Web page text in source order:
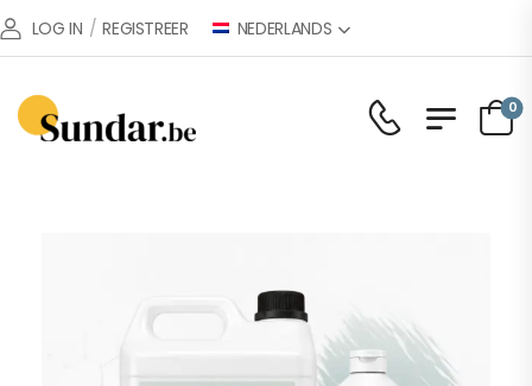
LOG IN / REGISTREER NEDERLANDS
0